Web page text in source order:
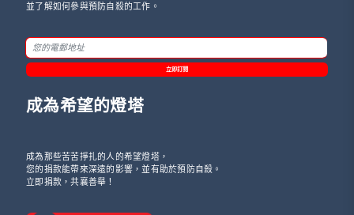
並了解如何參與預防自殺的工作。
立即訂閱
成為希望的燈塔
成為那些苦苦掙扎的人的希望燈塔，
您的捐款能帶來深遠的影響，並有助於預防自殺。
立即捐款，共襄善舉！